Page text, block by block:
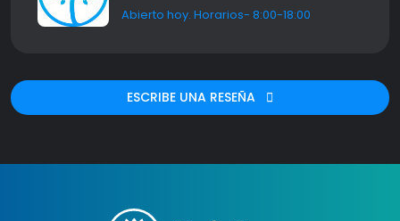
Abierto hoy. Horarios- 8:00-18:00
ESCRIBE UNA RESEÑA